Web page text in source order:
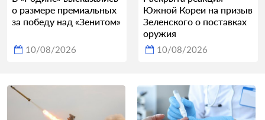
о размере премиальных
за победу над «Зенитом»
10/08/2026
Южной Кореи на призыв
Зеленского о поставках
оружия
10/08/2026